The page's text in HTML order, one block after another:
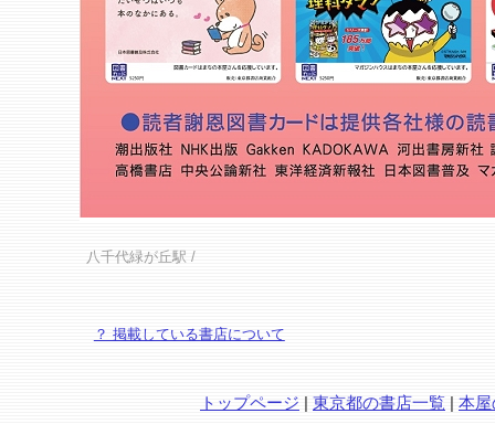
八千代緑が丘駅 /
？ 掲載している書店について
トップページ | 東京都の書店一覧 | 本